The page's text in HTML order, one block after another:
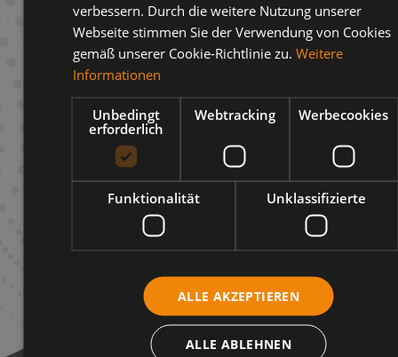
Beschreibung
Infos zum Hersteller
verbessern. Durch die weitere Nutzung unserer
Webseite stimmen Sie der Verwendung von Cookies
gemäß unserer Cookie-Richtlinie zu. Weitere
Informationen
Unbedingt
erforderlich
Webtracking Werbecookies
Funktionalität Unklassifizierte
ALLE AKZEPTIEREN
ALLE ABLEHNEN